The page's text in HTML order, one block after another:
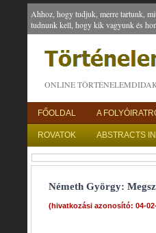
Ahhoz, hogy tudjuk, merre tartunk,
tudnunk kell, hogy kik vagyunk és
ONLINE
FŐOLDAL A
ROVATOK ABSTRACTS
Németh György:
(hivatkozási azonosító: 04-